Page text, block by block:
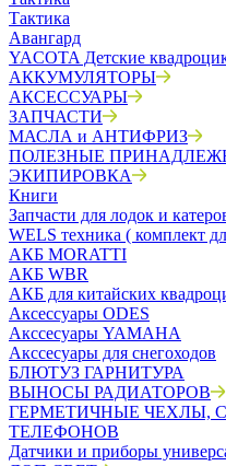
Тактика
Авангард
YACOTA Детские
АККУМУЛЯТОРЫ
АКСЕССУАРЫ
ЗАПЧАСТИ
МАСЛА и АНТИФРИЗ
ПОЛЕЗНЫЕ
ЭКИПИРОВКА
Книги
Запчасти для лодок и
WELS техника ( комплект
АКБ MORATTI
АКБ WBR
АКБ для китайских
Аксессуары ODES
Акссесуары YAMAHA
Акссесуары для снегоходов
БЛЮТУЗ ГАРНИТУРА
ВЫНОСЫ РАДИАТОРОВ
ГЕРМЕТИЧНЫЕ ЧЕХЛЫ,
ТЕЛЕФОНОВ
Датчики и приборы